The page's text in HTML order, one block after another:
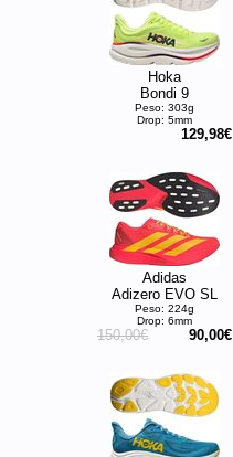
Hoka
Bondi 9
Peso: 303g
Drop: 5mm
129,98€
Adidas
Adizero EVO SL
Peso: 224g
Drop: 6mm
150,00€ 90,00€